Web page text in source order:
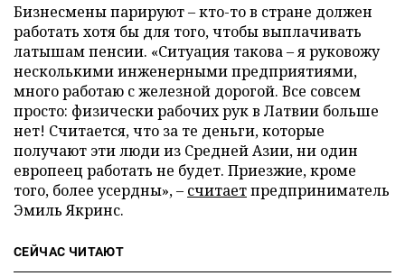
Бизнесмены парируют – кто-то в стране должен
работать хотя бы для того, чтобы выплачивать
латышам пенсии. «Ситуация такова – я руковожу
несколькими инженерными предприятиями,
много работаю с железной дорогой. Все совсем
просто: физически рабочих рук в Латвии больше
нет! Считается, что за те деньги, которые
получают эти люди из Средней Азии, ни один
европеец работать не будет. Приезжие, кроме
того, более усердны», – считаетпредприниматель
Эмиль Якринс.
СЕЙЧАС ЧИТАЮТ